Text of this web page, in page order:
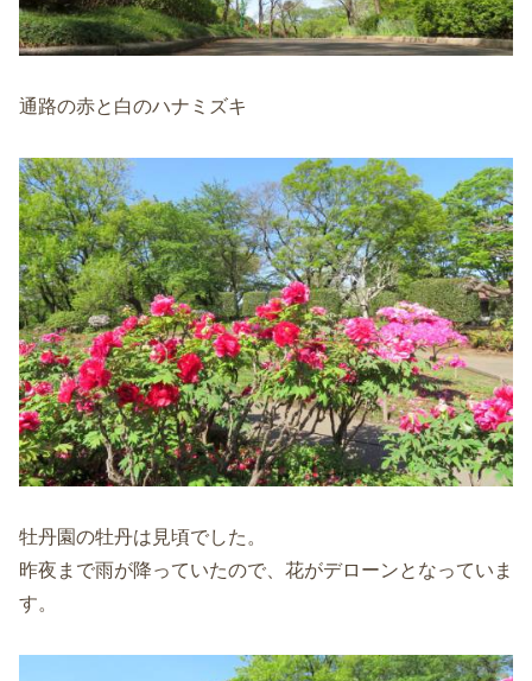
通路の赤と白のハナミズキ
牡丹園の牡丹は見頃でした。
昨夜まで雨が降っていたので、花がデローンとなっていま
す。